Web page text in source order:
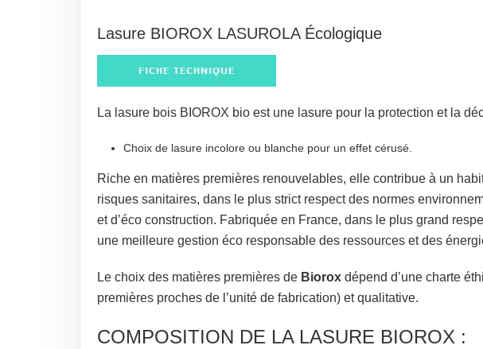
Lasure BIOROX LASUROLA Écologique
La lasure bois BIOROX bio est une lasure pour la protection et la
Choix de lasure incolore ou blanche pour un effet cérusé.
Riche en matières premières renouvelables, elle contribue à un
risques sanitaires, dans le plus strict respect des normes
et d’éco construction. Fabriquée en France, dans le plus grand
une meilleure gestion éco responsable des ressources et des
Le choix des matières premières de Biorox dépend d’une charte
premières proches de l’unité de fabrication) et qualitative.
COMPOSITION DE LA LASURE BIOROX :